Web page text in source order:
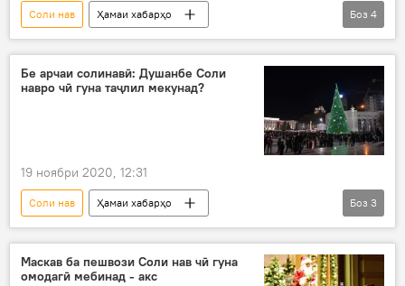
Соли нав
Ҳамаи хабарҳо
Дар Тоҷикистон
Иҷтимоъ
Рустами Эмомалӣ
ҳадяҳо Соли нав
Боз 4
Бе арчаи солинавӣ: Душанбе Соли
навро чӣ гуна таҷлил мекунад?
19 ноябри 2020, 12:31
Соли нав
Ҳамаи хабарҳо
Дар Тоҷикистон
Иҷтимоъ
Душанбе
таҷлил
Боз 3
Маскав ба пешвози Соли нав чӣ гуна
омодагӣ мебинад - акс